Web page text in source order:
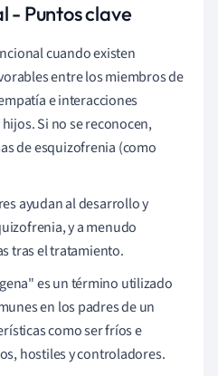
- Puntos clave
cuando existen
entre los miembros de
e interacciones
Si no se reconocen,
de esquizofrenia (como
ayudan al desarrollo y
y a menudo
tras el tratamiento.
es un término utilizado
en los padres de un
como ser fríos e
hostiles y controladores.